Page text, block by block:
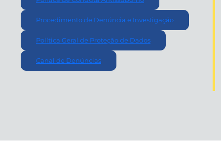
Procedimento de Denúncia e Investigação
Política Geral de Proteção de Dados
Canal de Denúncias